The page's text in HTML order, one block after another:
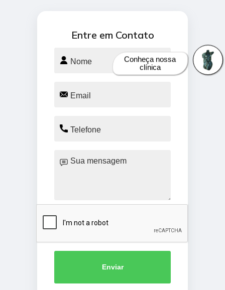
Entre em Contato
Enviar
Conheça nossa
clínica